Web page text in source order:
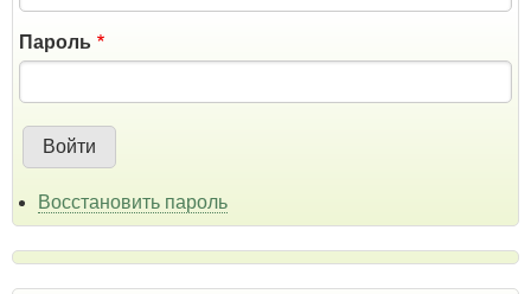
Пароль
Восстановить пароль